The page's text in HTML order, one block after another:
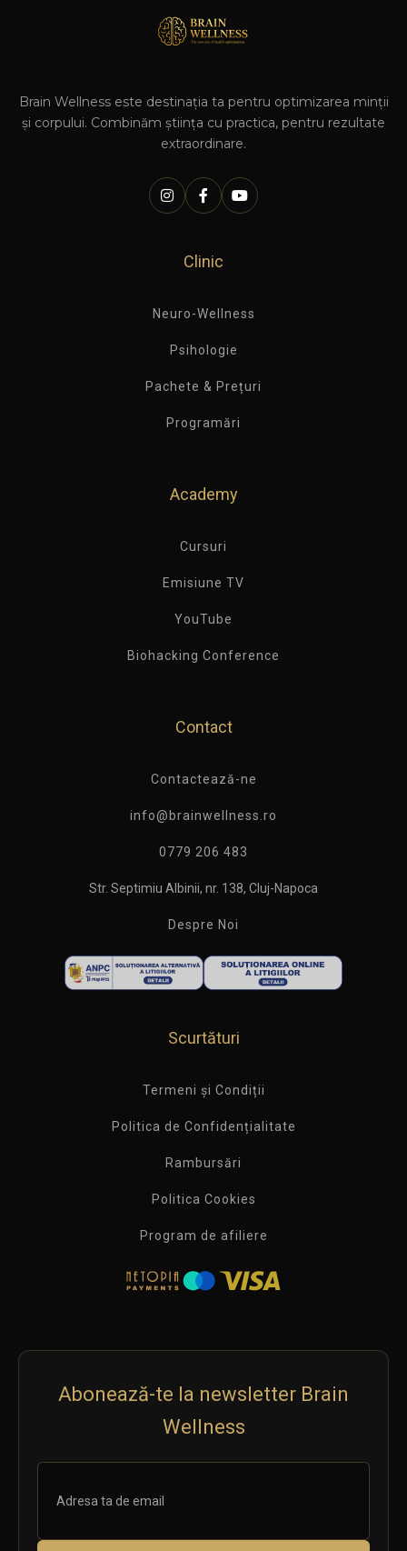
Brain Wellness este destinația ta pentru optimizarea minții
și corpului. Combinăm știința cu practica, pentru rezultate
extraordinare.
Clinic
Neuro-Wellness
Psihologie
Pachete & Prețuri
Programări
Academy
Cursuri
Emisiune TV
YouTube
Biohacking Conference
Contact
Contactează-ne
info@brainwellness.ro
0779 206 483
Str. Septimiu Albinii, nr. 138, Cluj-Napoca
Despre Noi
Scurtături
Termeni și Condiții
Politica de Confidențialitate
Rambursări
Politica Cookies
Program de afiliere
Abonează-te la newsletter Brain
Wellness